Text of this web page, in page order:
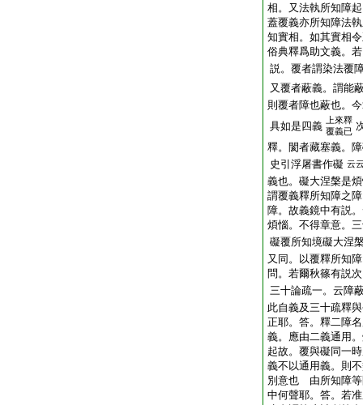
相。又法執所知障
蓋覆義亦所知障法
知實相。如其實相
俗典釋爲助文義。
説。覆者謂染法覆
又覆者蔽義。謂能
則覆者障也蔽也。
具如是四義
上來釋
覆義已
釋。閡者藏塞義。
史引浮屠書作礙 云
義也。礙大涅槃是
謂覆義釋所知障之
障。故義鏡中有説
煩惱。不得章意。
礙覆所知境礙大涅
又同。以覆釋所知
問。若爾秋篠有説
三十論疏一。云障
此自義及三十疏釋
正耶。答。釋二障
義。應由二義通用
起故。覆與礙同一
義不以通用義。則
別意也 由所知障等
中何聲耶。答。若